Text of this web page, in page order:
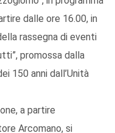
dalle ore 16.00, in
rassegna di eventi
promossa dalla
150 anni dall’Unità
a partire
Arcomano, si